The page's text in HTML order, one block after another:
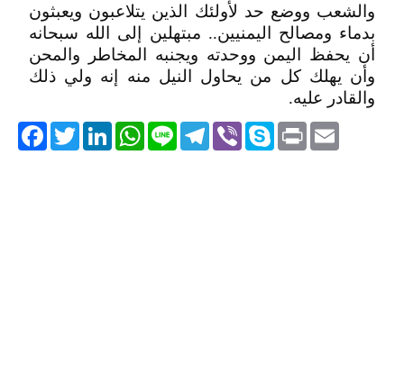
والشعب ووضع حد لأولئك الذين يتلاعبون ويعبثون
بدماء ومصالح اليمنيين.. مبتهلين إلى الله سبحانه
أن يحفظ اليمن ووحدته ويجنبه المخاطر والمحن
وأن يهلك كل من يحاول النيل منه إنه ولي ذلك
والقادر عليه.
TwitterLinkedIn
WhatsApp Line
Telegram ViberSkype PrintEmail